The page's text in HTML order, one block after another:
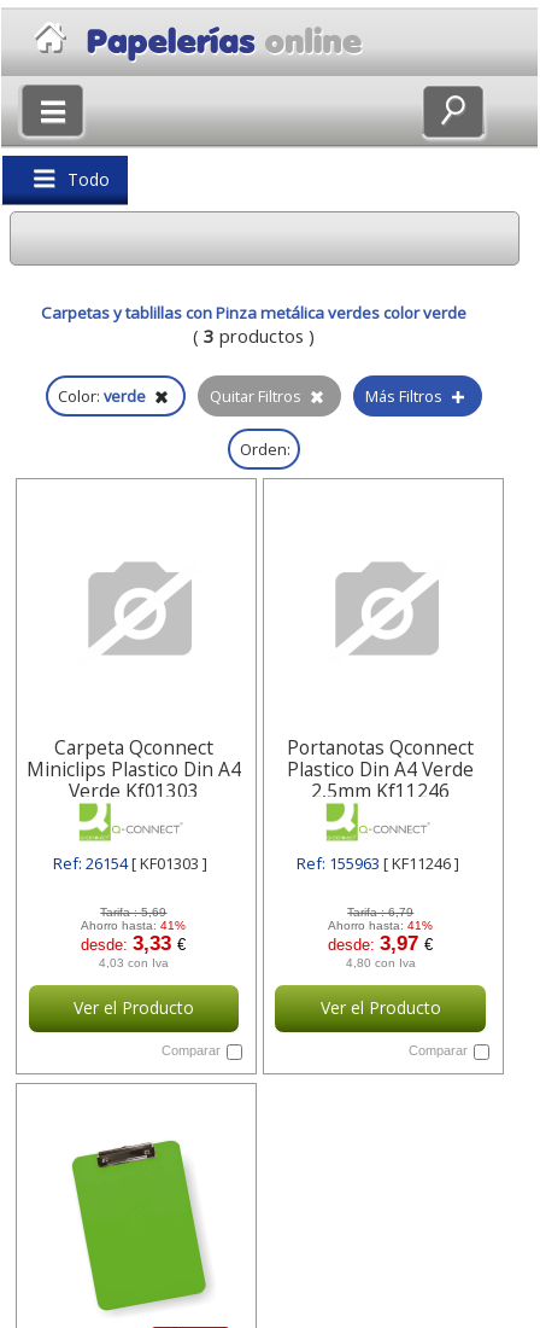
Todo
Volver
Carpetas y tablillas con Pinza metálica verdes color verde
(3 productos )
Color:verde Quitar Filtros Más Filtros
Orden:
Carpeta Qconnect
Miniclips Plastico Din A4
Verde Kf01303
Ref: 26154[ KF01303 ]
Tarifa :5,69
Ahorro hasta:41%
desde:3,33€
4,03 con Iva
Ver el Producto
Comparar
Portanotas Qconnect
Plastico Din A4 Verde
2,5mm Kf11246
Ref: 155963 [ KF11246 ]
Tarifa :6,79
Ahorro hasta:41%
desde:3,97€
4,80 con Iva
Ver el Producto
Comparar